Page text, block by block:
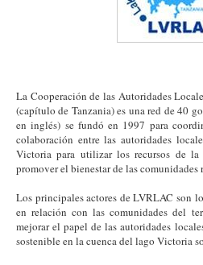
La Cooperación de las Autoridades
(capítulo de Tanzania) es una red de 40
en inglés) se fundó en 1997 para
colaboración entre las autoridades
Victoria para utilizar los recursos de
promover el bienestar de las comunidades
Los principales actores de LVRLAC son
en relación con las comunidades del
mejorar el papel de las autoridades
sostenible en la cuenca del lago Victoria